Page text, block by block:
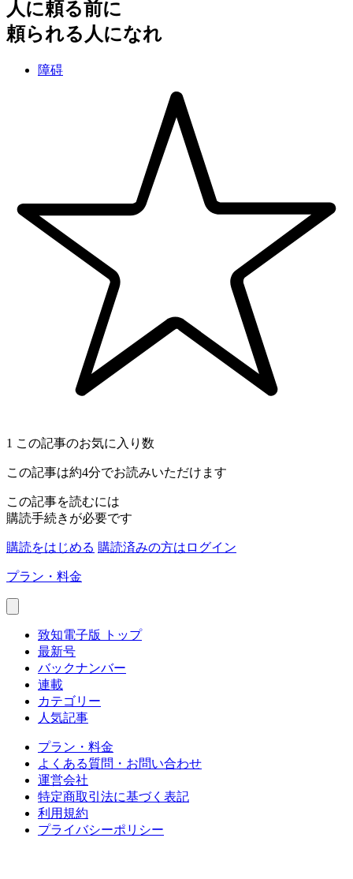
人に頼る前に
頼られる人になれ
障碍
1 この記事のお気に入り数
この記事は約4分でお読みいただけます
この記事を読むには
購読手続きが必要です
購読をはじめる 購読済みの方はログイン
プラン・料金
致知電子版 トップ
最新号
バックナンバー
連載
カテゴリー
人気記事
プラン・料金
よくある質問・お問い合わせ
運営会社
特定商取引法に基づく表記
利用規約
プライバシーポリシー